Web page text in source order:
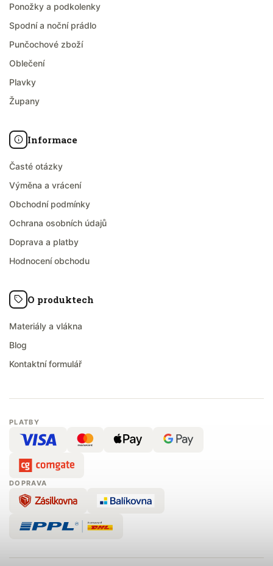
Ponožky a podkolenky
Spodní a noční prádlo
Punčochové zboží
Oblečení
Plavky
Župany
Informace
Časté otázky
Výměna a vrácení
Obchodní podmínky
Ochrana osobních údajů
Doprava a platby
Hodnocení obchodu
O produktech
Materiály a vlákna
Blog
Kontaktní formulář
PLATBY
DOPRAVA